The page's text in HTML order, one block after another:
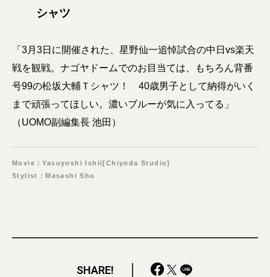
シャツ
「3月3日に開催された、星野仙一追悼試合の中日vs楽天
戦を観戦。ナゴヤドームでのお目当ては、もちろん背番
号99の松坂大輔Ｔシャツ！ 40歳男子として納得がいく
まで頑張ってほしい。濃いブルーが気に入ってる」
（UOMO副編集長 池田）
Movie：Yasuyoshi Ishii[Chiyoda Studio]
Stylist：Masashi Sho
SHARE!